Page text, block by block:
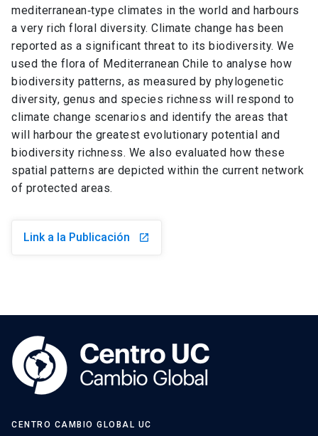
mediterranean‐type climates in the world and harbours
a very rich floral diversity. Climate change has been
reported as a significant threat to its biodiversity. We
used the flora of Mediterranean Chile to analyse how
biodiversity patterns, as measured by phylogenetic
diversity, genus and species richness will respond to
climate change scenarios and identify the areas that
will harbour the greatest evolutionary potential and
biodiversity richness. We also evaluated how these
spatial patterns are depicted within the current network
of protected areas.
Link a la Publicación launch
CENTRO CAMBIO GLOBAL UC